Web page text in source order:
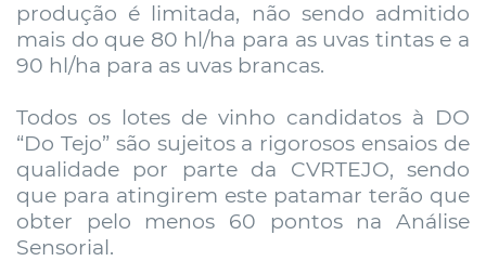
produção é limitada, não sendo admitido
mais do que 80 hl/ha para as uvas tintas e a
90 hl/ha para as uvas brancas.
Todos os lotes de vinho candidatos à DO
“Do Tejo” são sujeitos a rigorosos ensaios de
qualidade por parte da CVRTEJO, sendo
que para atingirem este patamar terão que
obter pelo menos 60 pontos na Análise
Sensorial.